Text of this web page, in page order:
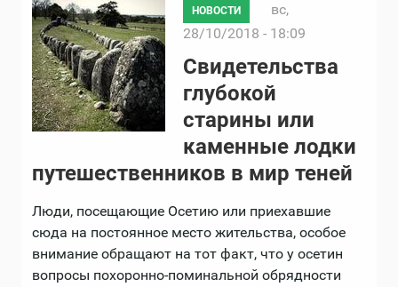
НОВОСТИ
вс,
28/10/2018 - 18:09
Свидетельства
глубокой
старины или
каменные лодки
путешественников в мир теней
Люди, посещающие Осетию или приехавшие
сюда на постоянное место жительства, особое
внимание обращают на тот факт, что у осетин
вопросы похоронно-поминальной обрядности